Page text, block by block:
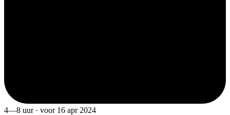
4—8 uur · voor 16 apr 2024